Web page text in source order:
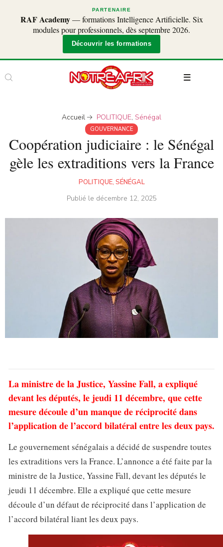
PARTENAIRE
RAF Academy— formations Intelligence Artificielle. Six
modules pour professionnels, dès septembre 2026.
Découvrir les formations
Accueil POLITIQUE, Sénégal
GOUVERNANCE
Coopération judiciaire : le Sénégal
gèle les extraditions vers la France
POLITIQUE, SÉNÉGAL
Publié le décembre 12, 2025
La ministre de la Justice, Yassine Fall, a expliqué
devant les députés, le jeudi 11 décembre, que cette
mesure découle d’un manque de réciprocité dans
l’application de l’accord bilatéral entre les deux pays.
Le gouvernement sénégalais a décidé de suspendre toutes
les extraditions vers la France. L’annonce a été faite par la
ministre de la Justice, Yassine Fall, devant les députés le
jeudi 11 décembre. Elle a expliqué que cette mesure
découle d’un défaut de réciprocité dans l’application de
l’accord bilatéral liant les deux pays.